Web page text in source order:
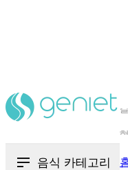
음식 카테고리